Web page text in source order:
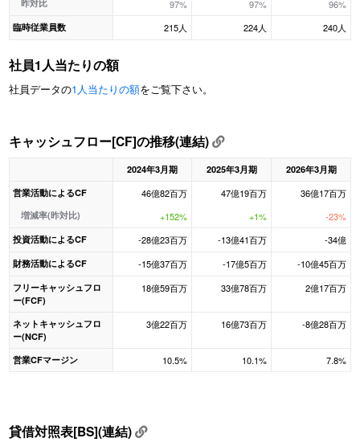
昨対比 97% 97% 96%
臨時従業員数 215人 224人 240人
社員1人当たりの額
社員データの1人当たりの額をご覧下さい。
キャッシュフロー[CF]の推移(連結)
2024年3月期 2025年3月期
2026年3月期
営業活動によるCF
増減率(昨対比)
46億82百万
+152%
47億19百万
+1%
36億17百万
-23%
投資活動によるCF -28億23百万 -13億41百万 -34億
財務活動によるCF -15億37百万 -17億5百万 -10億45百万
フリーキャッシュフロ
ー(FCF)
18億59百万 33億78百万 2億17百万
ネットキャッシュフロ
ー(NCF)
3億22百万 16億73百万 -8億28百万
営業CFマージン 10.5% 10.1% 7.8%
貸借対照表[BS](連結)